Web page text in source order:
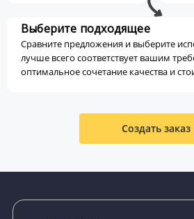
Выберите подходящее
Сравните предложения и выберите
лучше всего соответствует вашим
оптимальное сочетание качества и
Создать заказ